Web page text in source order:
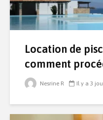
Location de
comment
Nesrine R Il y a 3